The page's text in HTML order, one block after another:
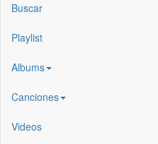
Buscar
Playlist
Albums
Canciones
Videos